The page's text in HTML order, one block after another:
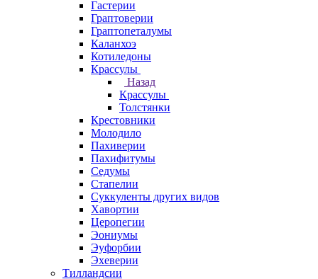
Гастерии
Граптоверии
Граптопеталумы
Каланхоэ
Котиледоны
Крассулы
Назад
Крассулы
Толстянки
Крестовники
Молодило
Пахиверии
Пахифитумы
Седумы
Стапелии
Суккуленты других видов
Хавортии
Церопегии
Эониумы
Эуфорбии
Эхеверии
Тилландсии